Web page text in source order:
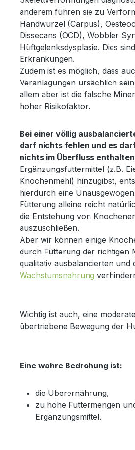
anderem führen sie zu
Handwurzel (Carpus),
Dissecans (OCD), Wobbler
Hüftgelenksdysplasie. Dies
Erkrankungen.
Zudem ist es möglich, dass
Veranlagungen ursächlich
allem aber ist die falsche
hoher Risikofaktor.
Bei einer völlig
darf nichts fehlen und es
nichts im Überfluss
Ergänzungsfuttermittel (z.B.
Knochenmehl) hinzugibst,
hierdurch eine
Fütterung alleine reicht
die Entstehung von
auszuschließen.
Aber wir können einige
durch Fütterung der richtigen
qualitativ ausbalancierten und
Wachstumsnahrung
Wichtig ist auch, eine
übertriebene Bewegung der
Eine wahre Bedrohung ist:
die Überernährung,
zu hohe Futtermengen
Ergänzungsmittel.